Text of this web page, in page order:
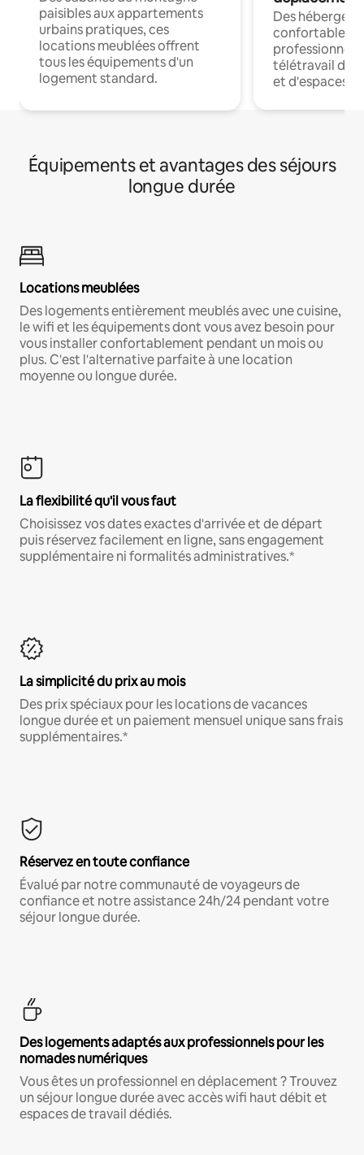
paisibles aux appartements
urbains pratiques, ces
locations meublées offrent
tous les équipements d'un
logement standard.
Des
confortables
professionnels
télétravail
et d'espaces
Équipements et avantages des séjours
longue durée
Locations meublées
Des logements entièrement meublés avec une cuisine,
le wifi et les équipements dont vous avez besoin pour
vous installer confortablement pendant un mois ou
plus. C'est l'alternative parfaite à une location
moyenne ou longue durée.
La flexibilité qu'il vous faut
Choisissez vos dates exactes d'arrivée et de départ
puis réservez facilement en ligne, sans engagement
supplémentaire ni formalités administratives.*
La simplicité du prix au mois
Des prix spéciaux pour les locations de vacances
longue durée et un paiement mensuel unique sans frais
supplémentaires.*
Réservez en toute confiance
Évalué par notre communauté de voyageurs de
confiance et notre assistance 24h/24 pendant votre
séjour longue durée.
Des logements adaptés aux professionnels pour les
nomades numériques
Vous êtes un professionnel en déplacement ? Trouvez
un séjour longue durée avec accès wifi haut débit et
espaces de travail dédiés.